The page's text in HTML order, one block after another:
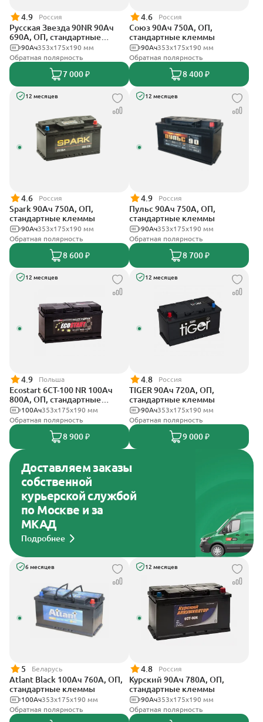
4.9 Россия
Русская Звезда 90NR 90Ач
690А, ОП, стандартные
клеммы353x175x190 мм
90Ач
Обратная полярность
7 000 ₽
4.6 Россия
Союз 90Ач 750А, ОП,
стандартные клеммы
353x175x190 мм
90Ач
Обратная полярность
8 400 ₽
12 месяцев
4.6 Россия
Spark 90Ач 750А, ОП,
стандартные клеммы
353х175х190 мм
90Ач
Обратная полярность
8 600 ₽
12 месяцев
4.9 Россия
Пульс 90Ач 750А, ОП,
стандартные клеммы
353x175x190 мм
90Ач
Обратная полярность
8 700 ₽
12 месяцев
4.9 Польша
Ecostart 6CT-100 NR 100Ач
800А, ОП, стандартные
клеммы353x175x190 мм
100Ач
Обратная полярность
8 900 ₽
12 месяцев
4.8 Россия
TIGER 90Ач 720А, ОП,
стандартные клеммы
353х175х190 мм
90Ач
Обратная полярность
9 000 ₽
Доставляем заказы
собственной
курьерской службой
по Москве и за
МКАД
Подробнее
6 месяцев
5 Беларусь
Atlant Black 100Ач 760А, ОП,
стандартные клеммы
353х175х190 мм
100Ач
Обратная полярность
12 месяцев
4.8 Россия
Курский 90Ач 780А, ОП,
стандартные клеммы
353x175x190 мм
90Ач
Обратная полярность